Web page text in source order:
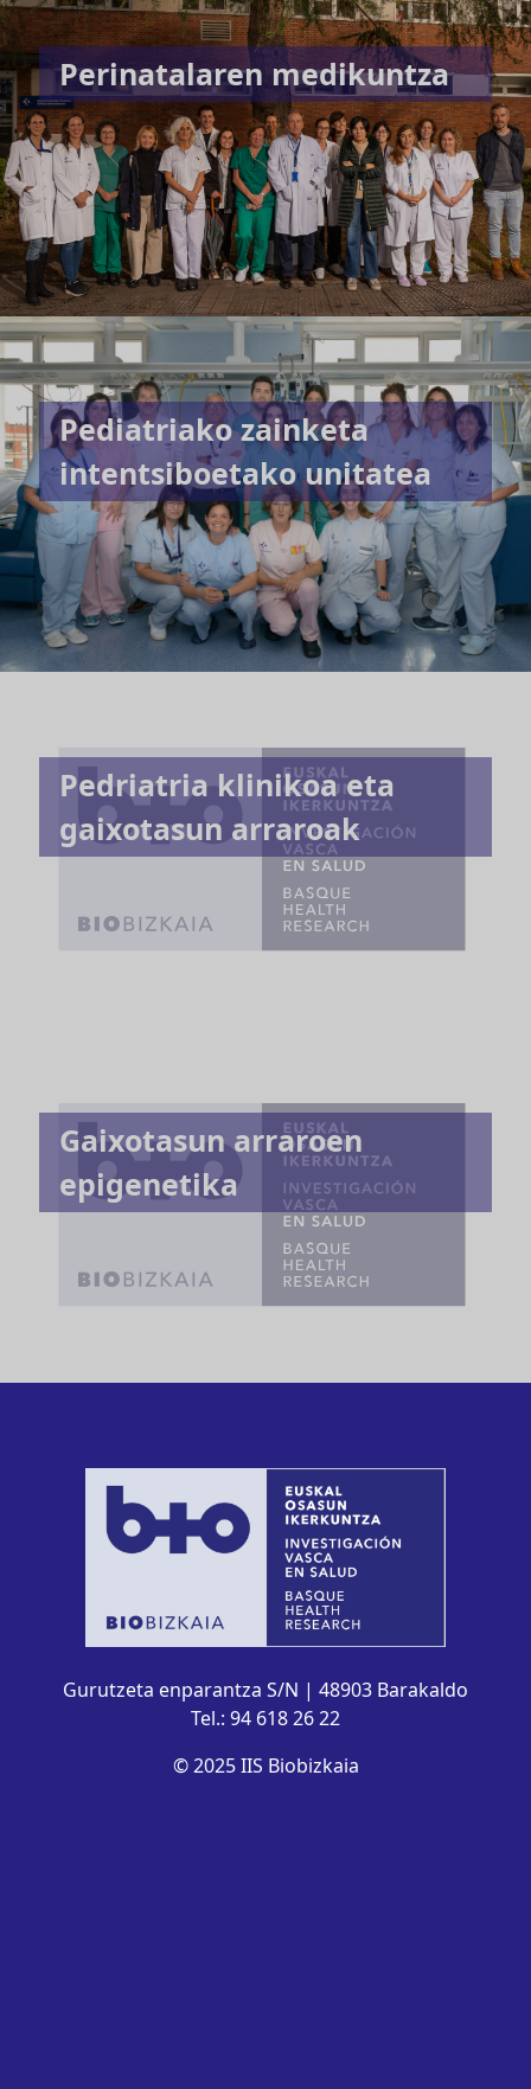
Perinatalaren medikuntza
Pediatriako zainketa
intentsiboetako unitatea
Pedriatria klinikoa eta
gaixotasun arraroak
Gaixotasun arraroen
epigenetika
Gurutzeta enparantza S/N | 48903 Barakaldo
Tel.: 94 618 26 22
© 2025 IIS Biobizkaia